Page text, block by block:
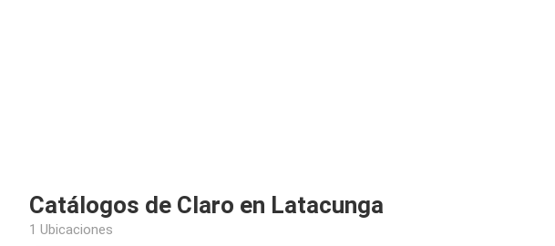
Catálogos de Claro en Latacunga
1 Ubicaciones